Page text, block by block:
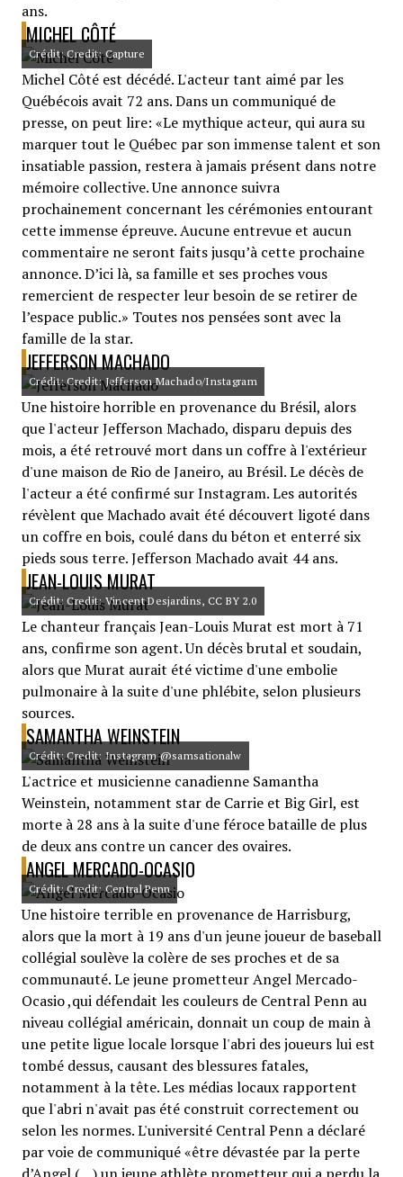
ans.
MICHEL CÔTÉ
Crédit: Credit: Capture
Michel Côté est décédé. L'acteur tant aimé par les
Québécois avait 72 ans. Dans un communiqué de
presse, on peut lire: «Le mythique acteur, qui aura su
marquer tout le Québec par son immense talent et son
insatiable passion, restera à jamais présent dans notre
mémoire collective. Une annonce suivra
prochainement concernant les cérémonies entourant
cette immense épreuve. Aucune entrevue et aucun
commentaire ne seront faits jusqu’à cette prochaine
annonce. D’ici là, sa famille et ses proches vous
remercient de respecter leur besoin de se retirer de
l’espace public.» Toutes nos pensées sont avec la
famille de la star.
JEFFERSON MACHADO
Crédit: Credit: Jefferson Machado/Instagram
Une histoire horrible en provenance du Brésil, alors
que l'acteur Jefferson Machado, disparu depuis des
mois, a été retrouvé mort dans un coffre à l'extérieur
d'une maison de Rio de Janeiro, au Brésil. Le décès de
l'acteur a été confirmé sur Instagram. Les autorités
révèlent que Machado avait été découvert ligoté dans
un coffre en bois, coulé dans du béton et enterré six
pieds sous terre. Jefferson Machado avait 44 ans.
JEAN-LOUIS MURAT
Crédit: Credit: Vincent Desjardins, CC BY 2.0
Le chanteur français Jean-Louis Murat est mort à 71
ans, confirme son agent. Un décès brutal et soudain,
alors que Murat aurait été victime d'une embolie
pulmonaire à la suite d'une phlébite, selon plusieurs
sources.
SAMANTHA WEINSTEIN
Crédit: Credit: Instagram @samsationalw
L'actrice et musicienne canadienne Samantha
Weinstein, notamment star de Carrie et Big Girl, est
morte à 28 ans à la suite d'une féroce bataille de plus
de deux ans contre un cancer des ovaires.
ANGEL MERCADO-OCASIO
Crédit: Credit: Central Penn
Une histoire terrible en provenance de Harrisburg,
alors que la mort à 19 ans d'un jeune joueur de baseball
collégial soulève la colère de ses proches et de sa
communauté. Le jeune prometteur Angel Mercado-
Ocasio ,qui défendait les couleurs de Central Penn au
niveau collégial américain, donnait un coup de main à
une petite ligue locale lorsque l'abri des joueurs lui est
tombé dessus, causant des blessures fatales,
notamment à la tête. Les médias locaux rapportent
que l'abri n'avait pas été construit correctement ou
selon les normes. L'université Central Penn a déclaré
par voie de communiqué «être dévastée par la perte